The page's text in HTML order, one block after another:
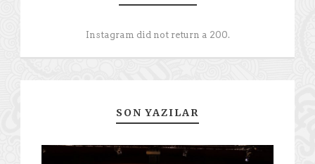
Instagram did not return a 200.
SON YAZILAR